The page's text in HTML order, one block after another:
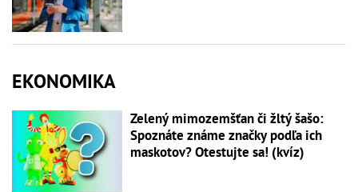
EKONOMIKA
Zelený mimozemšťan či žltý šašo:
Spoznáte známe značky podľa ich
maskotov? Otestujte sa! (kvíz)